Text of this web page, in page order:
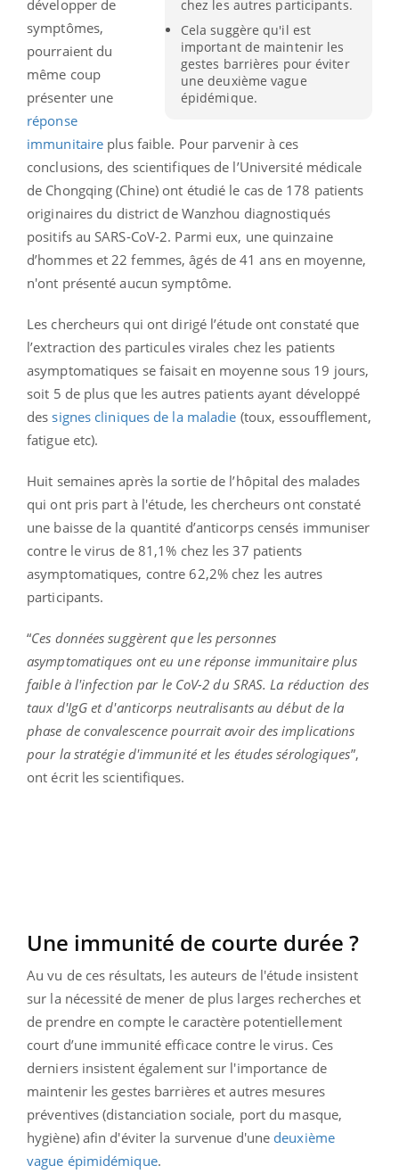
chez les autres participants.
Cela suggère qu'il est
important de maintenir les
gestes barrières pour éviter
une deuxième vague
épidémique.
développer de
symptômes,
pourraient du
même coup
présenter une
réponse
immunitaire plus faible. Pour parvenir à ces
conclusions, des scientifiques de l’Université médicale
de Chongqing (Chine) ont étudié le cas de 178 patients
originaires du district de Wanzhou diagnostiqués
positifs au SARS-CoV-2. Parmi eux, une quinzaine
d’hommes et 22 femmes, âgés de 41 ans en moyenne,
n'ont présenté aucun symptôme.
Les chercheurs qui ont dirigé l’étude ont constaté que
l’extraction des particules virales chez les patients
asymptomatiques se faisait en moyenne sous 19 jours,
soit 5 de plus que les autres patients ayant développé
des signes cliniques de la maladie (toux, essoufflement,
fatigue etc).
Huit semaines après la sortie de l’hôpital des malades
qui ont pris part à l'étude, les chercheurs ont constaté
une baisse de la quantité d’anticorps censés immuniser
contre le virus de 81,1% chez les 37 patients
asymptomatiques, contre 62,2% chez les autres
participants.
“Ces données suggèrent que les personnes
asymptomatiques ont eu une réponse immunitaire plus
faible à l'infection par le CoV-2 du SRAS. La réduction des
taux d'IgG et d'anticorps neutralisants au début de la
phase de convalescence pourrait avoir des implications
pour la stratégie d'immunité et les études sérologiques”,
ont écrit les scientifiques.
Une immunité de courte durée ?
Au vu de ces résultats, les auteurs de l'étude insistent
sur la nécessité de mener de plus larges recherches et
de prendre en compte le caractère potentiellement
court d’une immunité efficace contre le virus. Ces
derniers insistent également sur l'importance de
maintenir les gestes barrières et autres mesures
préventives (distanciation sociale, port du masque,
hygiène) afin d'éviter la survenue d'une deuxième
vague épimidémique.